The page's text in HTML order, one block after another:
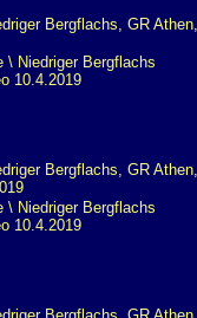
\ Niedriger Bergflachs
10.4.2019
\ Niedriger Bergflachs
10.4.2019